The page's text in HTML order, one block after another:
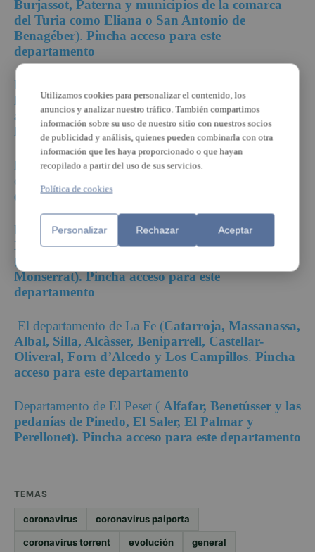
Burjassot, Paterna y municipios de la comarca
del Turia como Eliana o San Antonio de
Benagéber). Pincha acceso para este
departamento
El departamento de Manises (
Poblet, Manises, Aldaia, barrio del Cristo y
algunos municipios de la comarca del Turia)
Pincha acceso para este departamento
Departamento de salud de Sagunto (Puig y Puçol y
comarca Camp de Morvedre)
este departamento
El departamento del Hospital General (Alaquàs,
Xirivella, Torrent, Picassent, Paiporta, Valencia
(zona Avenida del Cid y ronda), Paiporta y
Monserrat). Pincha acceso para este
departamento
El departamento de La Fe (Catarroja, Massanassa,
Albal, Silla, Alcàsser, Beniparrell, Castellar-
Oliveral, Forn d’Alcedo y Los Campillos. Pincha
acceso para este departamento
Departamento de El Peset ( Alfafar, Benetússer y las
pedanías de Pinedo, El Saler, El Palmar y
Perellonet). Pincha acceso para este departamento
TEMAS
coronavirus coronavirus paiporta
coronavirus torrent evolución general
Utilizamos cookies para personalizar el contenido, los
anuncios y analizar nuestro tráfico. También compartimos
información sobre su uso de nuestro sitio con nuestros socios
de publicidad y análisis, quienes pueden combinarla con otra
información que les haya proporcionado o que hayan
recopilado a partir del uso de sus servicios.
Política de cookies
Personalizar Rechazar Aceptar